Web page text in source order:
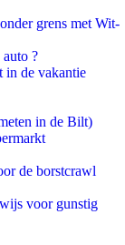
grens met Wit-
?
in de vakantie
in de Bilt)
de borstcrawl
voor gunstig